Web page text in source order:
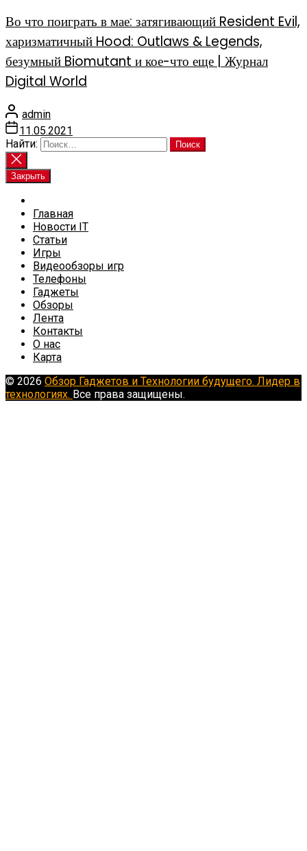
Во что поиграть в мае: затягивающий Resident Evil,
харизматичный Hood: Outlaws & Legends,
безумный Biomutant и кое-что еще | Журнал
Digital World
admin
11.05.2021
Найти:
Закрыть
Главная
Новости IT
Статьи
Игры
Видеообзоры игр
Телефоны
Гаджеты
Обзоры
Лента
Контакты
О нас
Карта
© 2026 Обзор Гаджетов и Технологии будущего. Лидер в
технологиях. Все права защищены.